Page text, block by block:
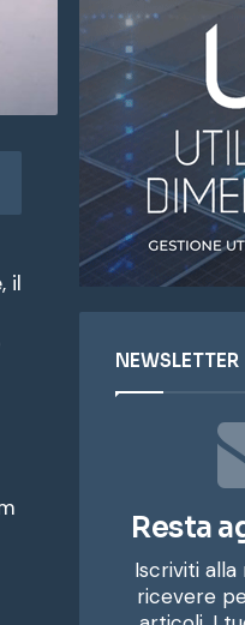
il
NEWSLETTER
Resta
Iscriviti
ricevere